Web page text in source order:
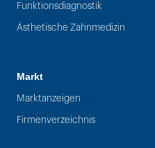
Funktionsdiagnostik
Ästhetische Zahnmedizin
Markt
Marktanzeigen
Firmenverzeichnis